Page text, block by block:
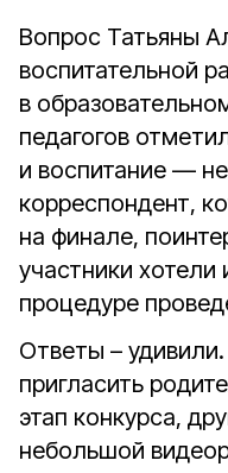
Вопрос Татьяны
воспитательной
в
педагогов
и воспитание —
корреспондент,
на финале,
участники хотели
процедуре
Ответы –
пригласить
этап конкурса,
небольшой